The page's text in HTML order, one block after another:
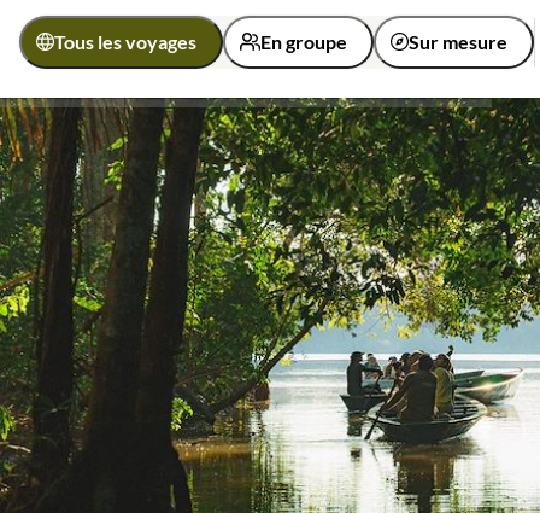
Découverte Cuzco et Machu Picchu
100% de satisfaction(36 avis)
Tous les voyages En groupe Sur mesure
Activité
Découverte Observation animalière
Âge des enfants
Les 6/9 ans Les 14/16 ans
Environnement
Forêts, collines, rivières et lacsPatrimoine et Nature